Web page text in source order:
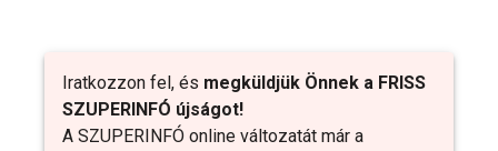
Iratkozzon fel, és megküldjük Önnek a FRISS
SZUPERINFÓ újságot!
A SZUPERINFÓ online változatát már a